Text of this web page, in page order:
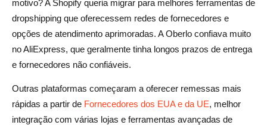
motivo? A Shopify queria migrar para melhores ferramentas de
dropshipping que oferecessem redes de fornecedores e
opções de atendimento aprimoradas. A Oberlo confiava muito
no AliExpress, que geralmente tinha longos prazos de entrega
e fornecedores não confiáveis.
Outras plataformas começaram a oferecer remessas mais
rápidas a partir de Fornecedores dos EUA e da UE, melhor
integração com várias lojas e ferramentas avançadas de